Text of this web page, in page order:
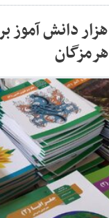
نام نویسی ۳۲۰ هزار